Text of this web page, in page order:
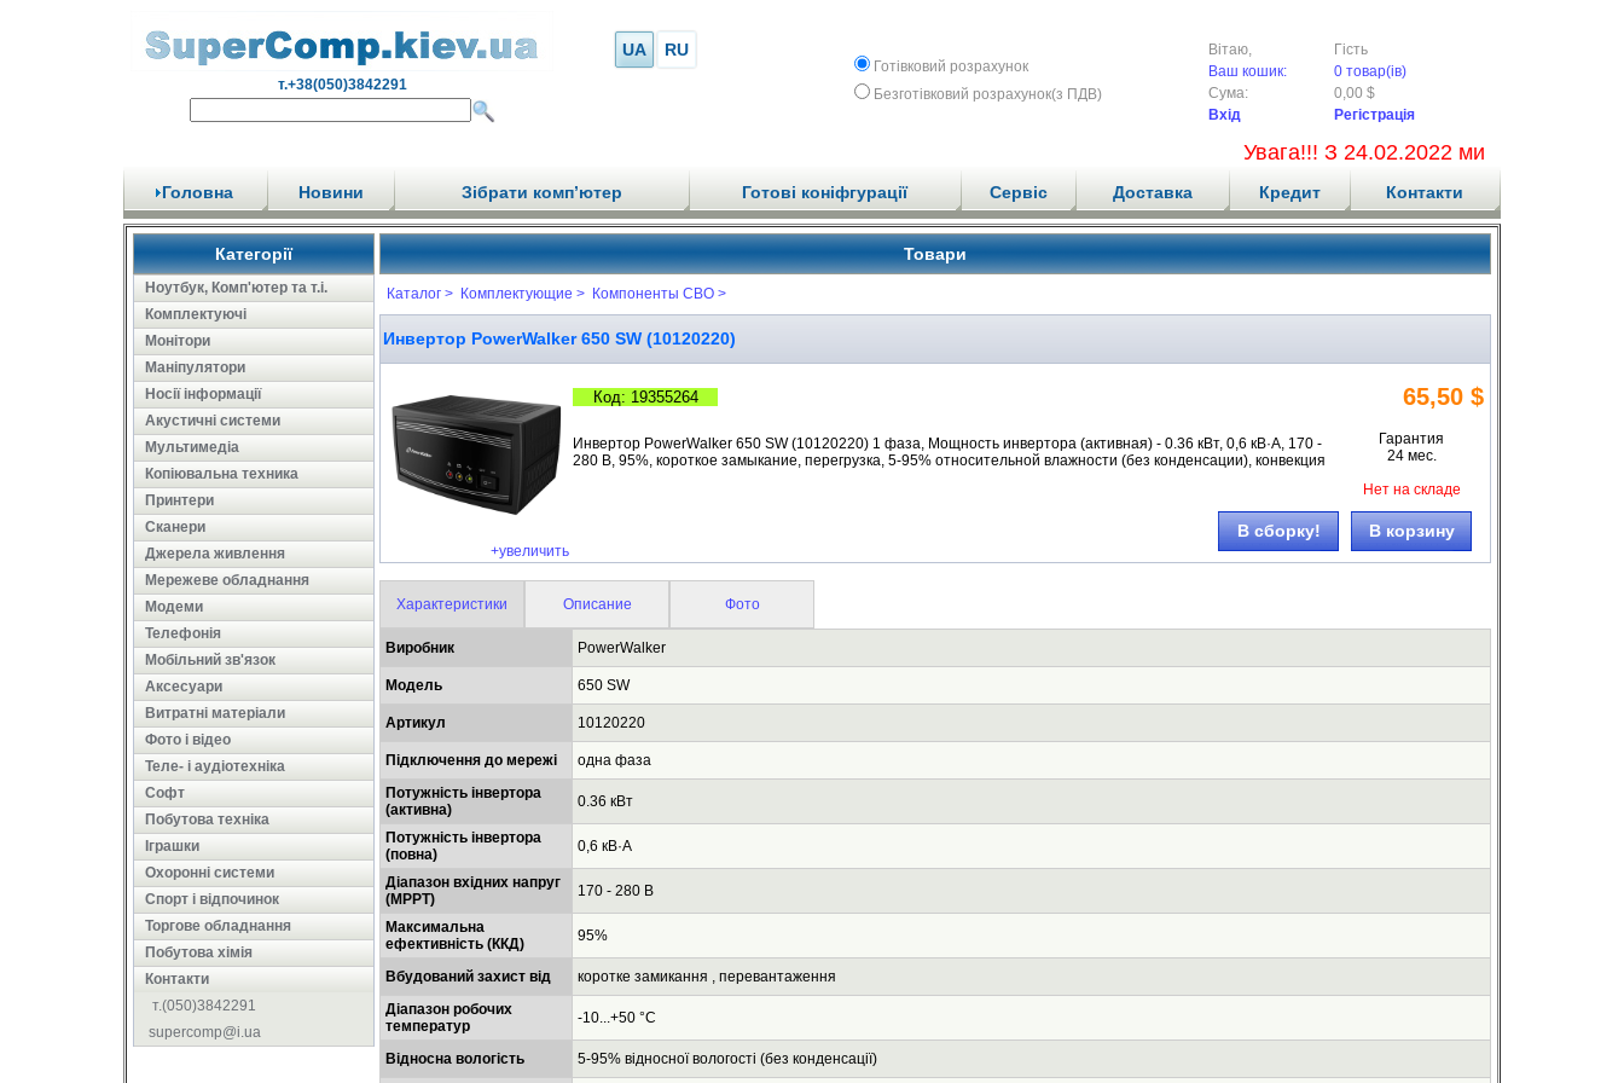
т.+38(050)3842291
UA RU
Готівковий розрахунок
Безготівковий розрахунок(з ПДВ)
Вітаю,
Гість
Ваш кошик:
0 товар(ів)
Сума:
0,00 $
Вхід
Регістрація
Увага!!! З 24.02.2022 ми не
Головна Новини Зібрати комп’ютер Готові коніфгурації Сервіс Доставка Кредит Контакти
Категорії
Ноутбук, Комп'ютер та т.і.
Комплектуючі
Монітори
Маніпулятори
Носії інформації
Акустичні системи
Мультимедіа
Копіювальна техника
Принтери
Сканери
Джерела живлення
Мережеве обладнання
Модеми
Телефонія
Мобільний зв'язок
Аксесуари
Витратні матеріали
Фото і відео
Теле- і аудіотехніка
Софт
Побутова техніка
Іграшки
Охоронні системи
Cпорт і відпочинок
Торгове обладнання
Побутова хімія
Контакти
т.(050)3842291
supercomp@i.ua
Товари
Каталог > Комплектующие > Компоненты СВО >
Инвертор PowerWalker 650 SW (10120220)
+увеличить
Код: 19355264 65,50 $
Инвертор PowerWalker 650 SW (10120220) 1 фаза, Мощность инвертора (активная) - 0.36 кВт, 0,6 кВ·А, 170 -
280 В, 95%, короткое замыкание, перегрузка, 5-95% относительной влажности (без конденсации), конвекция
В сборку!
Гарантия
24 мес.
Нет на складе
В корзину
Характеристики Описание Фото
Виробник PowerWalker
Модель 650 SW
Артикул 10120220
Підключення до мережі
одна фаза
Потужність інвертора
(активна)
0.36 кВт
Потужність інвертора
(повна)
0,6 кВ·А
Діапазон вхідних напруг
(MPPT)
170 - 280 В
Максимальна
ефективність (ККД)
95%
Вбудований захист від
коротке замикання , перевантаження
Діапазон робочих
температур
-10...+50 °C
Відносна вологість 5-95% відносної вологості (без конденсації)